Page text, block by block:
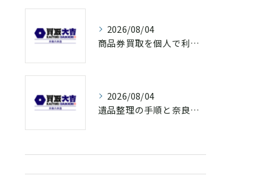
2026/08/04
商品券買取を個人で利用する際の奈良県橿原市で知っておきたい高換金ポイント
2026/08/04
遺品整理の手順と奈良県橿原市で無駄なく片付ける方法とごみ処分ポイント